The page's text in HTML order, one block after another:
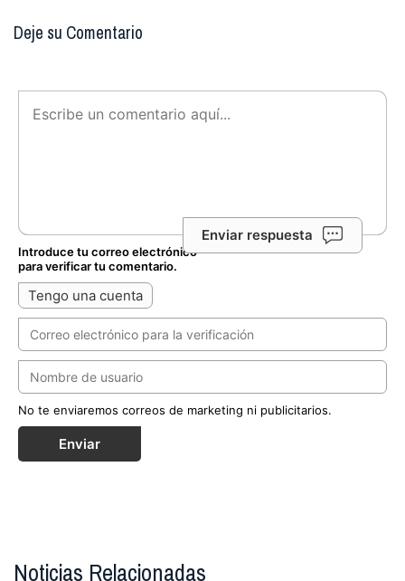
Deje su Comentario
Enviar respuesta
Introduce tu correo electrónico
para verificar tu comentario.
Tengo una cuenta
No te enviaremos correos de marketing ni publicitarios.
Enviar